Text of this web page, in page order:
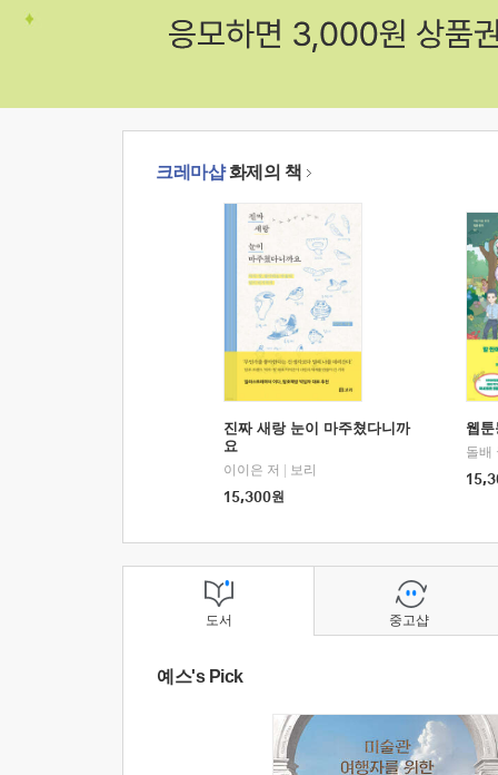
크레마샵화제의 책
진짜 새랑 눈이 마주쳤다니까
요
이이은 저
보리
15,300원
웹
돌배
도서
예스's Pick
중고샵